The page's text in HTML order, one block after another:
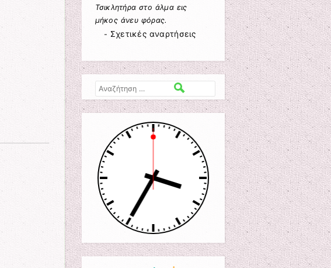
Τσικλητήρα στο άλμα εις
μήκος άνευ φόρας.
- Σχετικές αναρτήσεις
Αναζήτηση